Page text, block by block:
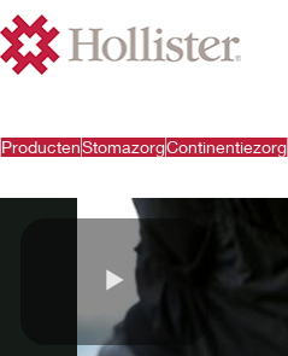
ProductenStomazorgContinentiezorg